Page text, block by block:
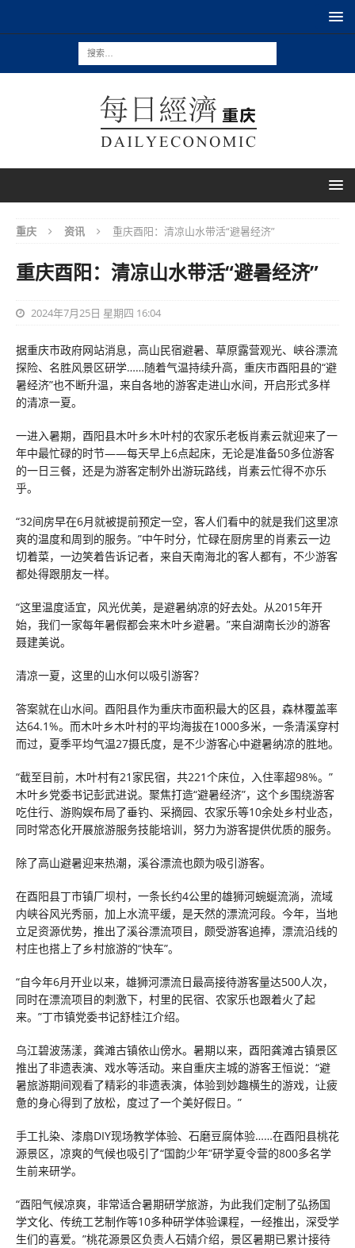
重庆 资讯 重庆酉阳：清凉山水带活“避暑经济”
重庆酉阳：清凉山水带活“避暑经济”
2024年7月25日 星期四 16:04
据重庆市政府网站消息，高山民宿避暑、草原露营观光、峡谷漂流
探险、名胜风景区研学……随着气温持续升高，重庆市酉阳县的“避
暑经济”也不断升温，来自各地的游客走进山水间，开启形式多样
的清凉一夏。
一进入暑期，酉阳县木叶乡木叶村的农家乐老板肖素云就迎来了一
年中最忙碌的时节——每天早上6点起床，无论是准备50多位游客
的一日三餐，还是为游客定制外出游玩路线，肖素云忙得不亦乐
乎。
“32间房早在6月就被提前预定一空，客人们看中的就是我们这里凉
爽的温度和周到的服务。”中午时分，忙碌在厨房里的肖素云一边
切着菜，一边笑着告诉记者，来自天南海北的客人都有，不少游客
都处得跟朋友一样。
“这里温度适宜，风光优美，是避暑纳凉的好去处。从2015年开
始，我们一家每年暑假都会来木叶乡避暑。”来自湖南长沙的游客
聂建美说。
清凉一夏，这里的山水何以吸引游客？
答案就在山水间。酉阳县作为重庆市面积最大的区县，森林覆盖率
达64.1%。而木叶乡木叶村的平均海拔在1000多米，一条清溪穿村
而过，夏季平均气温27摄氏度，是不少游客心中避暑纳凉的胜地。
“截至目前，木叶村有21家民宿，共221个床位，入住率超98%。”
木叶乡党委书记彭武进说。聚焦打造“避暑经济”，这个乡围绕游客
吃住行、游购娱布局了垂钓、采摘园、农家乐等10余处乡村业态，
同时常态化开展旅游服务技能培训，努力为游客提供优质的服务。
除了高山避暑迎来热潮，溪谷漂流也颇为吸引游客。
在酉阳县丁市镇厂坝村，一条长约4公里的雄狮河蜿蜒流淌，流域
内峡谷风光秀丽，加上水流平缓，是天然的漂流河段。今年，当地
立足资源优势，推出了溪谷漂流项目，颇受游客追捧，漂流沿线的
村庄也搭上了乡村旅游的“快车”。
“自今年6月开业以来，雄狮河漂流日最高接待游客量达500人次，
同时在漂流项目的刺激下，村里的民宿、农家乐也跟着火了起
来。”丁市镇党委书记舒桂江介绍。
乌江碧波荡漾，龚滩古镇依山傍水。暑期以来，酉阳龚滩古镇景区
推出了非遗表演、戏水等活动。来自重庆主城的游客王恒说：“避
暑旅游期间观看了精彩的非遗表演，体验到妙趣横生的游戏，让疲
惫的身心得到了放松，度过了一个美好假日。”
手工扎染、漆扇DIY现场教学体验、石磨豆腐体验……在酉阳县桃花
源景区，凉爽的气候也吸引了“国韵少年”研学夏令营的800多名学
生前来研学。
“酉阳气候凉爽，非常适合暑期研学旅游，为此我们定制了弘扬国
学文化、传统工艺制作等10多种研学体验课程，一经推出，深受学
生们的喜爱。”桃花源景区负责人石婧介绍，景区暑期已累计接待